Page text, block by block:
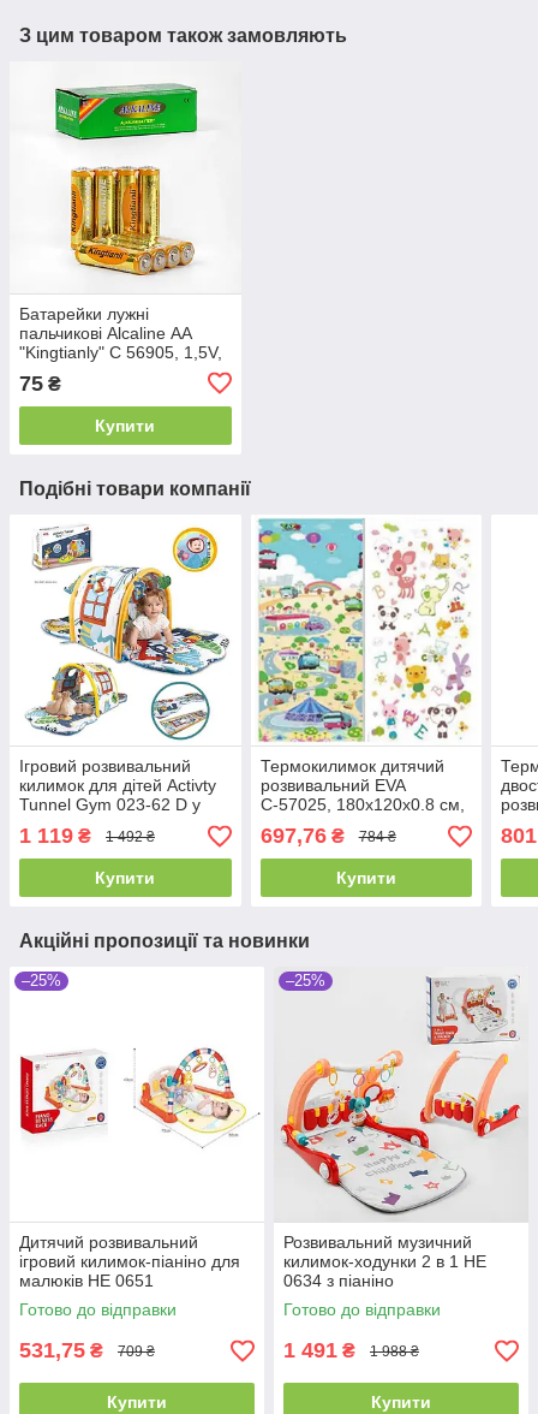
З цим товаром також замовляють
Батарейки лужні
пальчикові Alcaline АА
"Kingtianly" C 56905, 1,5V,
75 ₴
Купити
Подібні товари компанії
Ігровий розвивальний
килимок для дітей Activty
Tunnel Gym 023-62 D у
коробці
1 119 ₴ 1 492 ₴
Купити
Термокилимок дитячий
розвивальний EVA
С-57025, 180х120х0.8 см,
ігровий килимок для дітей
складаний двосторонній
697,76₴ 784 ₴
Купити
801
Акційні пропозиції та новинки
–25%
Дитячий розвивальний
ігровий килимок-піаніно для
малюків НЕ 0651
Готово до відправки
531,75 ₴ 709 ₴
Купити
–25%
Розвивальний музичний
килимок-ходунки 2 в 1 HE
0634 з піаніно
Готово до відправки
1 491 ₴ 1 988 ₴
Купити